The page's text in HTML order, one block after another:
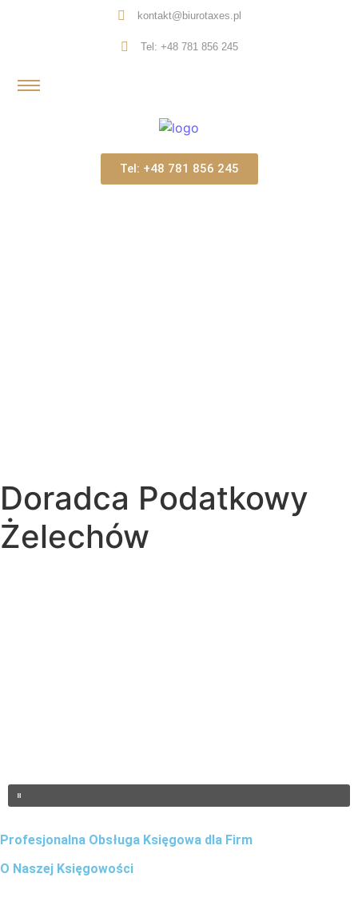
kontakt@biurotaxes.pl
Tel: +48 781 856 245
Tel: +48 781 856 245
Doradca Podatkowy
Żelechów
Profesjonalna Obsługa Księgowa dla Firm
O Naszej Księgowości